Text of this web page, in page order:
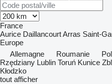
France
Aurice DaillancourtArras Saint-
Europe
Allemagne
Roumanie
Rzędziany Lublin Toruń Kunice
Kłodzko
tout afficher